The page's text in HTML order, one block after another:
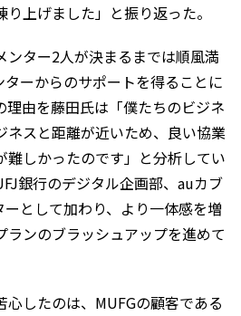
上げました」と振り返った。
ンター2人が決まるまでは順風満
ーからのサポートを得ることに
理由を藤田氏は「僕たちのビジネ
ネスと距離が近いため、良い協業
難しかったのです」と分析してい
銀行のデジタル企画部、auカブ
として加わり、より一体感を増
ランのブラッシュアップを進めて
したのは、MUFGの顧客である